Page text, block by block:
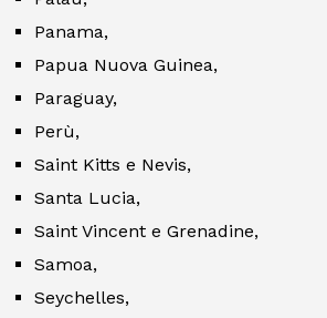
Panama,
Papua Nuova Guinea,
Paraguay,
Perù,
Saint Kitts e Nevis,
Santa Lucia,
Saint Vincent e Grenadine,
Samoa,
Seychelles,